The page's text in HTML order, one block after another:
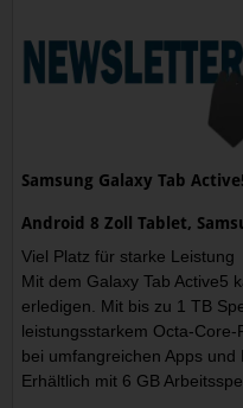
Samsung Galaxy Tab
Android 8 Zoll Tablet,
Viel Platz für starke Leistung
Mit dem Galaxy Tab Active5
erledigen. Mit bis zu 1 TB
leistungsstarkem Octa-
bei umfangreichen Apps und
Erhältlich mit 6 GB